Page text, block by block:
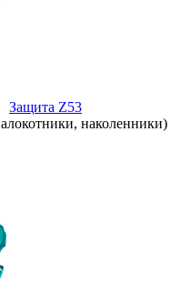
Защита Z53
наколенники)